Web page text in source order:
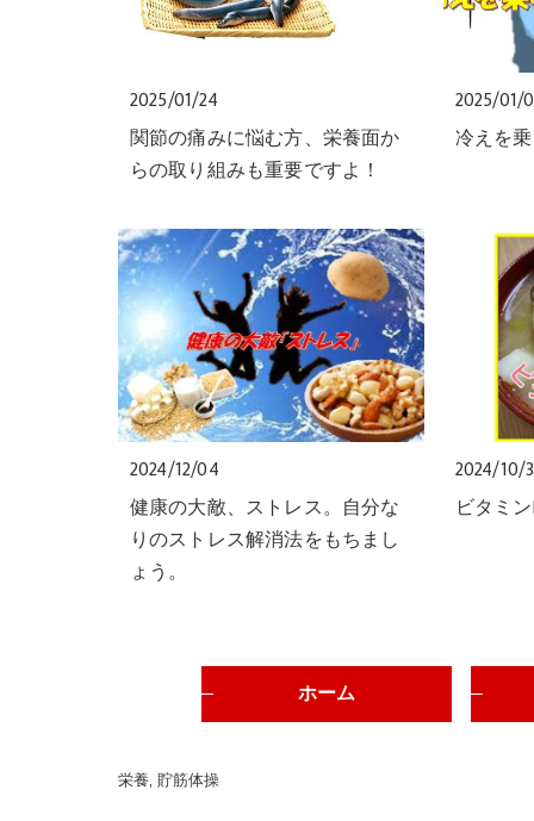
2025/01/24
関節の痛みに悩む方、栄養面か
らの取り組みも重要ですよ！
2025/01/
冷えを
2024/12/04
健康の大敵、ストレス。自分な
りのストレス解消法をもちまし
ょう。
2024/10/
ビタミ
ホーム
栄養 貯筋体操